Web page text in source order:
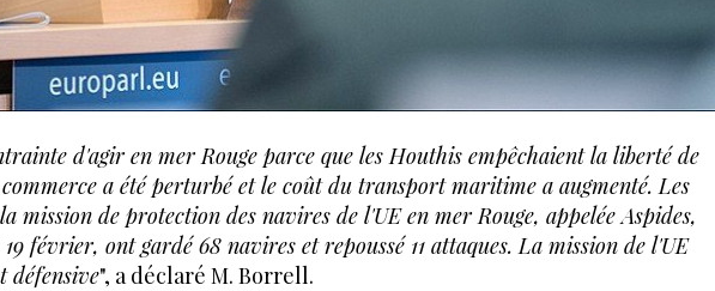
d'agir en mer Rouge parce que les Houthis empêchaient la liberté de
a été perturbé et le coût du transport maritime a augmenté. Les
mission de protection des navires de l'UE en mer Rouge, appelée Aspides,
février, ont gardé 68 navires et repoussé 11 attaques. La mission de l'UE
défensive", a déclaré M. Borrell.